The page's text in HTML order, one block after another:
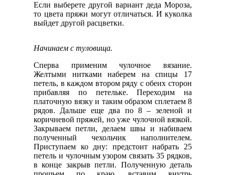
Если выберете другой вариант деда Мороза,
то цвета пряжи могут отличаться. И куколка
выйдет другой расцветки.
Начинаем с туловища.
Сперва применим чулочное вязание.
Желтыми нитками наберем на спицы 17
петель, в каждом втором ряду с обеих сторон
прибавляя по петельке. Переходим на
платочную вязку и таким образом сплетаем 8
рядов. Дальше еще два по 8 – зеленой и
коричневой пряжей, но уже чулочной вязкой.
Закрываем петли, делаем швы и набиваем
полученный чехольчик наполнителем.
Приступаем ко дну: предстоит набрать 25
петель и чулочным узором связать 35 рядков,
в конце закрыв петли. Полученную деталь